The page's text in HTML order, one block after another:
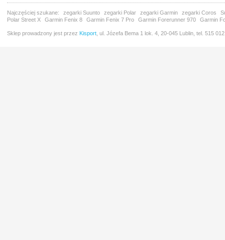
Najczęściej szukane: zegarki Suunto zegarki Polar zegarki Garmin zegarki Coros
Polar Street X
Garmin Fenix 8 Garmin Fenix 7 Pro Garmin Forerunner 970 Garmin
Sklep prowadzony jest przez Kisport , ul. Józefa Bema 1 lok. 4, 20-045 Lublin, tel. 515